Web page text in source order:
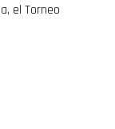
el Torneo